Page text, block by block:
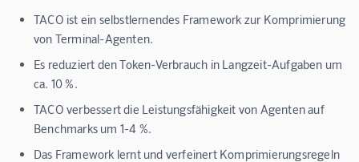
TACO ist ein selbstlernendes Framework zur Komprimierung
von Terminal-Agenten.
Es reduziert den Token-Verbrauch in Langzeit-Aufgaben um
ca. 10 %.
TACO verbessert die Leistungsfähigkeit von Agenten auf
Benchmarks um 1-4 %.
Das Framework lernt und verfeinert Komprimierungsregeln